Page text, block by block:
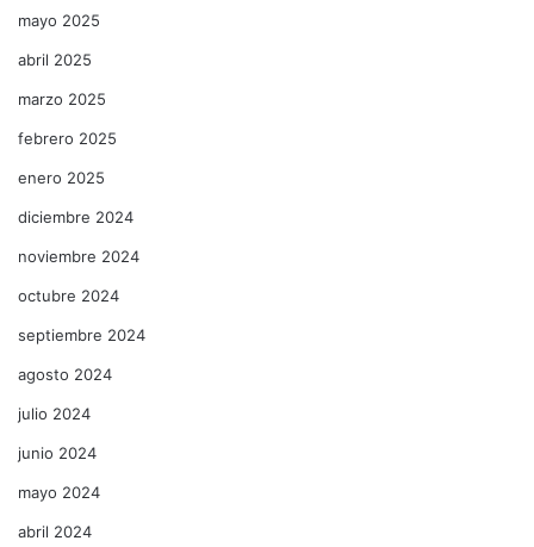
mayo 2025
abril 2025
marzo 2025
febrero 2025
enero 2025
diciembre 2024
noviembre 2024
octubre 2024
septiembre 2024
agosto 2024
julio 2024
junio 2024
mayo 2024
abril 2024